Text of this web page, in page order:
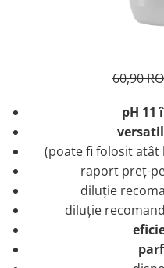
Sealant şi Quick Detailer
Curăţare
Textile
Plastice
Piele
Tratamente şi Întreţinere
Textile
60,90
pH 11
(poate fi folosit atât
raport preț-
diluție
diluție